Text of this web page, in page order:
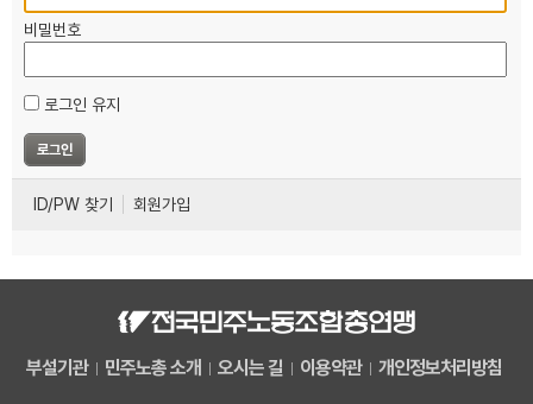
비밀번호
로그인 유지
ID/PW 찾기 회원가입
부설기관 민주노총 소개 오시는 길 이용약관 개인정보처리방침
부설기관
업무